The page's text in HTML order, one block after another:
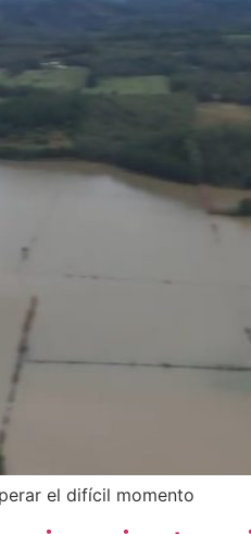
el difícil momento